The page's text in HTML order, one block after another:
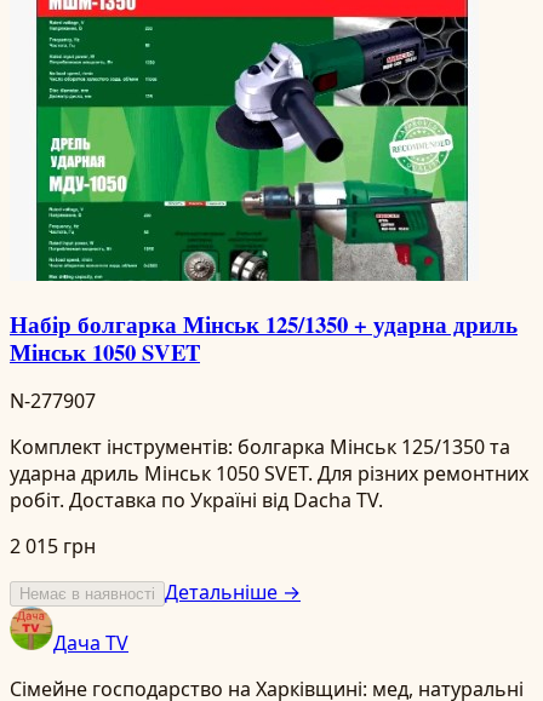
Набір болгарка Мінськ 125/1350 + ударна дриль
Мінськ 1050 SVET
N-277907
Комплект інструментів: болгарка Мінськ 125/1350 та
ударна дриль Мінськ 1050 SVET. Для різних ремонтних
робіт. Доставка по Україні від Dacha TV.
2 015 грн
Немає в наявності Детальніше →
Дача TV
Сімейне господарство на Харківщині: мед, натуральні